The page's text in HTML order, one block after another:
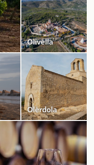
Olivella
Olèrdola